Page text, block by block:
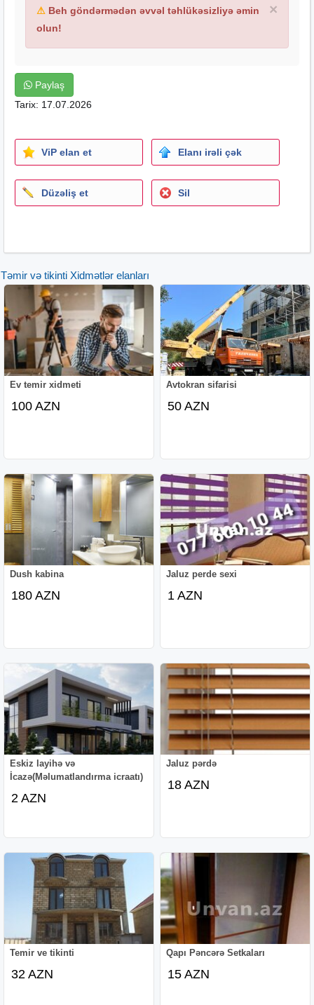
×
⚠ Beh göndərmədən əvvəl təhlükəsizliyə əmin
olun!
Paylaş
Tarix: 17.07.2026
ViP elan et Elanı irəli çək
Düzəliş et Sil
Təmir və tikinti Xidmətlər elanları
Ev temir xidmeti
100 AZN
Avtokran sifarisi
50 AZN
Dush kabina
180 AZN
Jaluz perde sexi
1 AZN
Eskiz layihə və
İcazə(Məlumatlandırma icraatı)
2 AZN
Jaluz pərdə
18 AZN
Temir ve tikinti
32 AZN
Qapı Pəncərə Setkaları
15 AZN